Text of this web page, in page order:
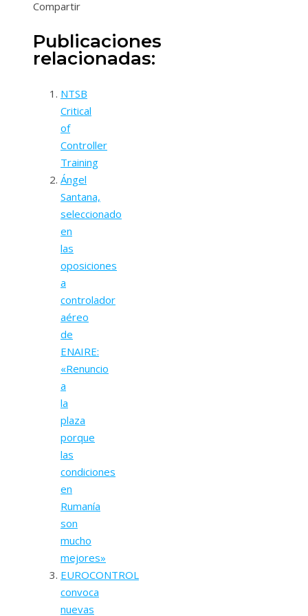
Compartir
Publicaciones
relacionadas:
NTSB
Critical
of
Controller
Training
Ángel
Santana,
seleccionado
en
las
oposiciones
a
controlador
aéreo
de
ENAIRE:
«Renuncio
a
la
plaza
porque
las
condiciones
en
Rumanía
son
mucho
mejores»
EUROCONTROL
convoca
nuevas